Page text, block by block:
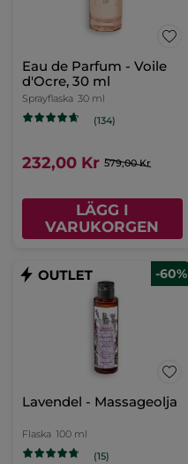
Eau de Parfum - Voile
d'Ocre, 30 ml
Sprayflaska 30 ml
(134)
232,00 Kr 579,00 Kr
LÄGG I
VARUKORGEN
-60%
Lavendel - Massageolja
Flaska 100 ml
(15)